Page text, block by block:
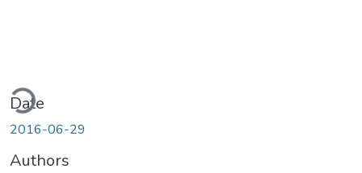
Date
2016-06-29
Authors